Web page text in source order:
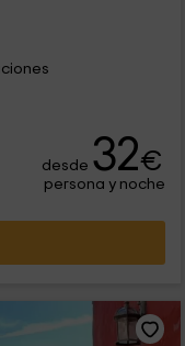
desde 32€
persona y noche